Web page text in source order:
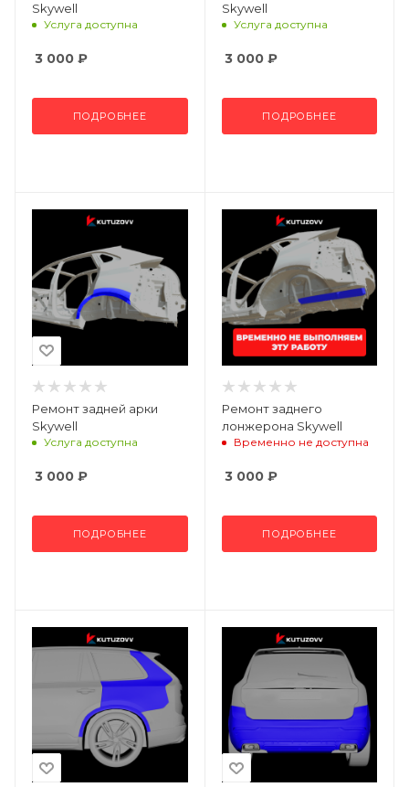
Skywell
Услуга доступна
3 000 ₽
ПОДРОБНЕЕ
Skywell
Услуга доступна
3 000₽
ПОДРОБНЕЕ
Ремонт задней арки
Skywell
Услуга доступна
3 000 ₽
ПОДРОБНЕЕ
Ремонт заднего
лонжерона Skywell
Временно не доступна
3 000₽
ПОДРОБНЕЕ